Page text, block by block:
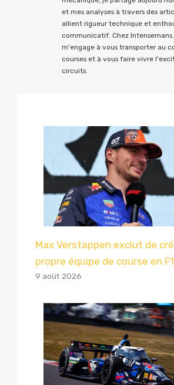
et mes analyses à travers des
allient rigueur technique et
communicatif. Chez
m'engage à vous transporter au
courses et à vous faire vivre
circuits.
Max Verstappen exclut de
propre équipe de course en F1
9 août 2026